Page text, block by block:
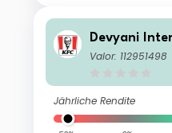
Devyani
Valor: 112951498
Jährliche Rendite